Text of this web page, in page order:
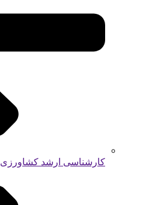
کارشناسی ارشد کشاورزی